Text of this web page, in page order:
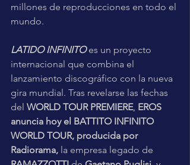
millones de reproducciones en todo el
mundo.
LATIDO INFINITO es un proyecto
internacional que combina el
lanzamiento discográfico con la nueva
gira mundial. Tras revelarse las fechas
del WORLD TOUR PREMIERE, EROS
anuncia hoy el BATTITO INFINITO
WORLD TOUR, producida por
Radiorama, la empresa legado de